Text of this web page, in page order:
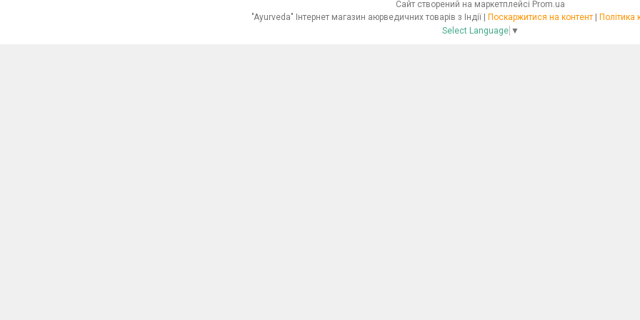
Сайт створений на маркетплейсі Prom.ua
"Ayurveda" Інтернет магазин аюрведичних товарів з Індії | Поскаржитися на контент | Політика
Select Language ▼